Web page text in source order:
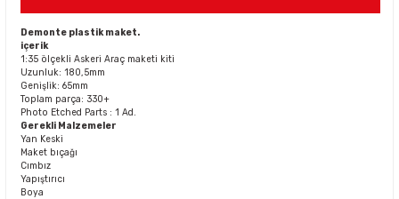
Demonte plastik maket.
içerik
1:35 ölçekli Askeri Araç maketi kiti
Uzunluk: 180,5mm
Genişlik: 65mm
Toplam parça: 330+
Photo Etched Parts : 1 Ad.
Gerekli Malzemeler
Yan Keski
Maket bıçağı
Cımbız
Yapıştırıcı
Boya